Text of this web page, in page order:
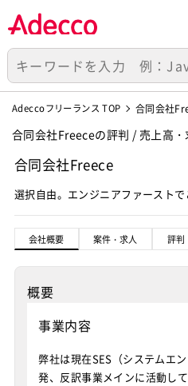
Adeccoフリーランス TOP 合同会社
合同会社Freeceの評判 / 売上高・
合同会社Freece
選択自由。エンジニアファーストで
会社概要 案件・求人 評判
概要
事業内容
弊社は現在SES（システムエ
発、反訳事業メインに活動して